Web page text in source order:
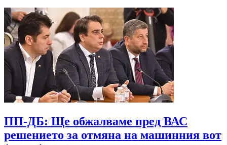
ПП-ДБ: Ще обжалваме пред ВАС
решението за отмяна на машинния вот